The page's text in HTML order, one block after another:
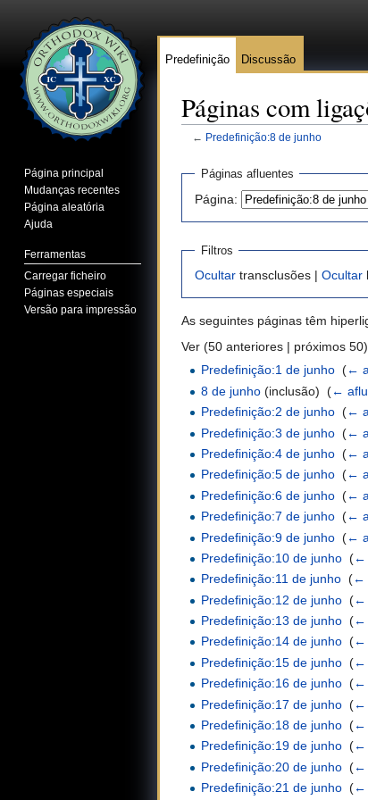
Páginas com
← Predefinição:8 de junho
Páginas afluentes
Página:
Filtros
Ocultar transclusões | Ocultar
As seguintes páginas têm
Ver (50 anteriores | próximos
Predefinição:1 de junho ‎(←
8 de junho (inclusão) ‎(←
Predefinição:2 de junho ‎(←
Predefinição:3 de junho ‎(←
Predefinição:4 de junho ‎(←
Predefinição:5 de junho ‎(←
Predefinição:6 de junho ‎(←
Predefinição:7 de junho ‎(←
Predefinição:9 de junho ‎(←
Predefinição:10 de junho ‎(←
Predefinição:11 de junho ‎(←
Predefinição:12 de junho ‎(←
Predefinição:13 de junho ‎(←
Predefinição:14 de junho ‎(←
Predefinição:15 de junho ‎(←
Predefinição:16 de junho ‎(←
Predefinição:17 de junho ‎(←
Predefinição:18 de junho ‎(←
Predefinição:19 de junho ‎(←
Predefinição:20 de junho ‎(←
Predefinição:21 de junho ‎(←
Predefinição Discussão
Página principal
Mudanças recentes
Página aleatória
Ajuda
Ferramentas
Carregar ficheiro
Páginas especiais
Versão para impressão